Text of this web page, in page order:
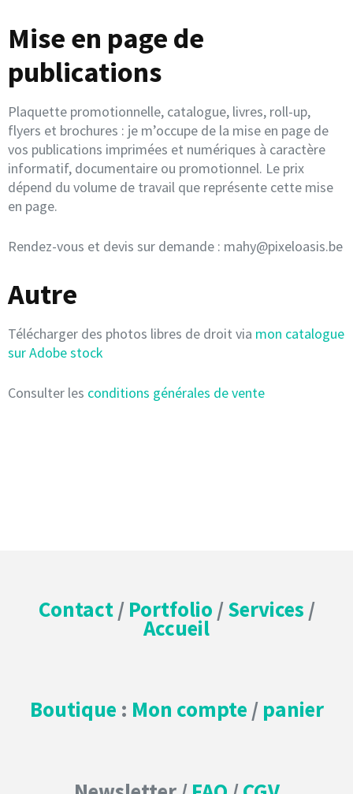
Mise en page de
publications
Plaquette promotionnelle, catalogue, livres, roll-up,
flyers et brochures : je m’occupe de la mise en page de
vos publications imprimées et numériques à caractère
informatif, documentaire ou promotionnel. Le prix
dépend du volume de travail que représente cette mise
en page.
Rendez-vous et devis sur demande : mahy@pixeloasis.be
Autre
Télécharger des photos libres de droit via mon catalogue
sur Adobe stock
Consulter les conditions générales de vente
Contact/ Portfolio /Services /
Accueil
Boutique : Mon compte / panier